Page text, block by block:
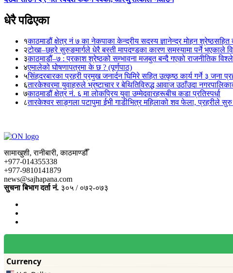
धेरै पढिएका
१काठमाडौं क्षेत्र नं ७ का नेकपाका केन्द्रीय सदस्य ज्ञानेन्द्र मोहन श्रेष्ठसहित
२टोखा–छहरे सुरुङमार्गले धेरै बस्ती मापदण्डका कारण समस्यामा पर्ने भएकाले
३काठमाडौं–७ : प्रकाश श्रेष्ठको सम्भावना मजबुत बन्दै गएको राजनीतिक
४एमालेको घोषणापत्रमा के छ ? (पूर्णपाठ)
५सिंहदरबारका प्रहरी प्रमुख जनार्दन घिमिरे सहित उत्कृष्ठ कार्य गर्ने ३ जना
६तारकेश्वरमा युवाहरुले भ्रष्टाचार र बेथितिविरुद्ध आवाज उठाँउदा
७काठमाडौं क्षेत्र नं. ६ मा लोकप्रिय युवा उम्मेदवारहरूबीच कडा प्रतिस्पर्धा
८तारकेश्वर साङ्गला पटापुमा ईभी गाडीभित्र महिलाको शव फेला, प्रहरीले
सामाखुशी, रानीबारी, काठमाण्डौँ
+977-014355338
+977-9810141879
news@sajhapana.com
सुचना बिभाग दर्ता नं. ३०५ / ०७२-०७३